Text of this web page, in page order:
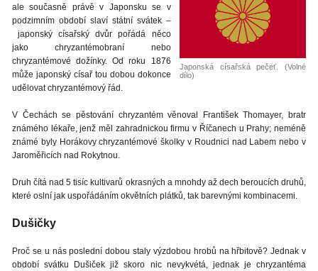
Japonská císařská pečeť. (Volné
dílo)
ale současně právě v Japonsku se v
podzimním období slaví státní svátek –
japonský císařský dvůr pořádá něco
jako chryzantémobraní nebo
chryzantémové dožínky. Od roku 1876
může japonský císař tou dobou dokonce
udělovat chryzantémový řád.
V Čechách se pěstování chryzantém věnoval František Thomayer, bratr
známého lékaře, jenž měl zahradnickou firmu v Říčanech u Prahy; neméně
známé byly Horákovy chryzantémové školky v Roudnici nad Labem nebo v
Jaroměřicích nad Rokytnou.
Druh čítá nad 5 tisíc kultivarů okrasných a mnohdy až dech beroucích druhů,
které oslní jak uspořádáním okvětních plátků, tak barevnými kombinacemi.
Dušičky
Proč se u nás poslední dobou staly výzdobou hrobů na hřbitově? Jednak v
období svátku Dušiček již skoro nic nevykvétá, jednak je chryzantéma